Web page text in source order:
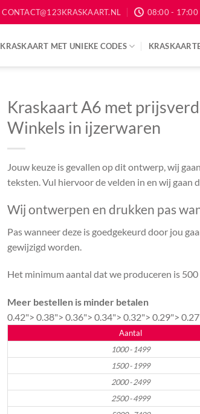
CONTACT@123KRASKAART.NL 08:00 - 17:00
KRASKAART MET UNIEKE CODES
Kraskaart A6 met
Winkels in ijzerwaren
Jouw keuze is gevallen op dit ontwerp, wij
teksten. Vul hiervoor de velden in en wij gaan
Wij ontwerpen en drukken pas
Pas wanneer deze is goedgekeurd door jou
gewijzigd worden.
Het minimum aantal dat we produceren is
Meer bestellen is minder betalen
0.42">0.38">0.36">0.34">0.32">0.29">
Aantal
1000 - 1499
1500 - 1999
2000 - 2499
2500 - 4999